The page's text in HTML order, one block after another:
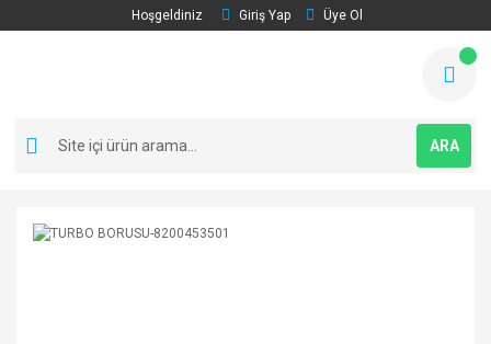
Hoşgeldiniz Giriş Yap Üye Ol
ARA